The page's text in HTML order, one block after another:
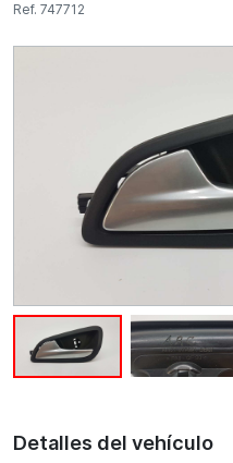
Ref. 747712
Detalles del vehículo